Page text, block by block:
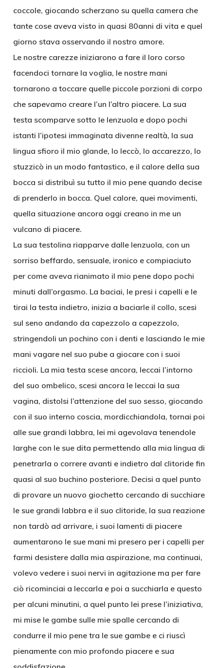
coccole, giocando scherzano su quella camera che
tante cose aveva visto in quasi 80anni di vita e quel
giorno stava osservando il nostro amore.
Le nostre carezze iniziarono a fare il loro corso
facendoci tornare la voglia, le nostre mani
tornarono a toccare quelle piccole porzioni di corpo
che sapevamo creare l’un l’altro piacere. La sua
testa scomparve sotto le lenzuola e dopo pochi
istanti l’ipotesi immaginata divenne realtà, la sua
lingua sfioro il mio glande, lo leccò, lo accarezzo, lo
stuzzicò in un modo fantastico, e il calore della sua
bocca si distribuì su tutto il mio pene quando decise
di prenderlo in bocca. Quel calore, quei movimenti,
quella situazione ancora oggi creano in me un
vulcano di piacere.
La sua testolina riapparve dalle lenzuola, con un
sorriso beffardo, sensuale, ironico e compiaciuto
per come aveva rianimato il mio pene dopo pochi
minuti dall’orgasmo. La baciai, le presi i capelli e le
tirai la testa indietro, inizia a baciarle il collo, scesi
sul seno andando da capezzolo a capezzolo,
stringendoli un pochino con i denti e lasciando le mie
mani vagare nel suo pube a giocare con i suoi
riccioli. La mia testa scese ancora, leccai l’intorno
del suo ombelico, scesi ancora le leccai la sua
vagina, distolsi l’attenzione del suo sesso, giocando
con il suo interno coscia, mordicchiandola, tornai poi
alle sue grandi labbra, lei mi agevolava tenendole
larghe con le sue dita permettendo alla mia lingua di
penetrarla o correre avanti e indietro dal clitoride fin
quasi al suo buchino posteriore. Decisi a quel punto
di provare un nuovo giochetto cercando di succhiare
le sue grandi labbra e il suo clitoride, la sua reazione
non tardò ad arrivare, i suoi lamenti di piacere
aumentarono le sue mani mi presero per i capelli per
farmi desistere dalla mia aspirazione, ma continuai,
volevo vedere i suoi nervi in agitazione ma per fare
ciò ricominciai a leccarla e poi a succhiarla e questo
per alcuni minutini, a quel punto lei prese l’iniziativa,
mi mise le gambe sulle mie spalle cercando di
condurre il mio pene tra le sue gambe e ci riuscì
pienamente con mio profondo piacere e sua